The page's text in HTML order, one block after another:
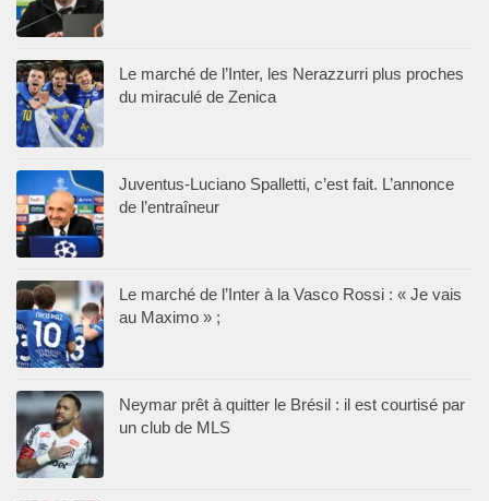
Le marché de l’Inter, les Nerazzurri plus proches
du miraculé de Zenica
Juventus-Luciano Spalletti, c’est fait. L’annonce
de l’entraîneur
Le marché de l’Inter à la Vasco Rossi : « Je vais
au Maximo » ;
Neymar prêt à quitter le Brésil : il est courtisé par
un club de MLS